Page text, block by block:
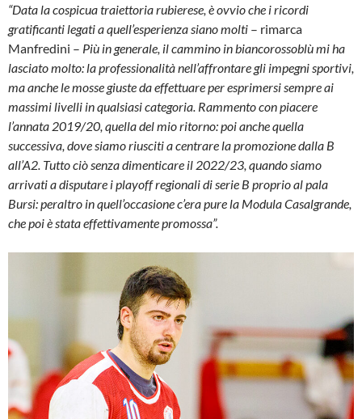
“Data la cospicua traiettoria rubierese, è ovvio che i ricordi
gratificanti legati a quell’esperienza siano molti – rimarca
Manfredini – Più in generale, il cammino in biancorossoblù mi ha
lasciato molto: la professionalità nell’affrontare gli impegni sportivi,
ma anche le mosse giuste da effettuare per esprimersi sempre ai
massimi livelli in qualsiasi categoria. Rammento con piacere
l’annata 2019/20, quella del mio ritorno: poi anche quella
successiva, dove siamo riusciti a centrare la promozione dalla B
all’A2. Tutto ciò senza dimenticare il 2022/23, quando siamo
arrivati a disputare i playoff regionali di serie B proprio al pala
Bursi: peraltro in quell’occasione c’era pure la Modula Casalgrande,
che poi è stata effettivamente promossa”.